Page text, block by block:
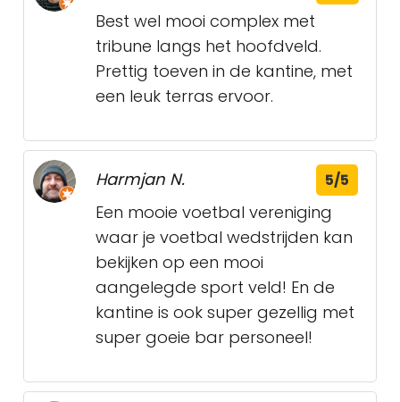
Best wel mooi complex met
tribune langs het hoofdveld.
Prettig toeven in de kantine, met
een leuk terras ervoor.
Harmjan N. 5/5
Een mooie voetbal vereniging
waar je voetbal wedstrijden kan
bekijken op een mooi
aangelegde sport veld! En de
kantine is ook super gezellig met
super goeie bar personeel!